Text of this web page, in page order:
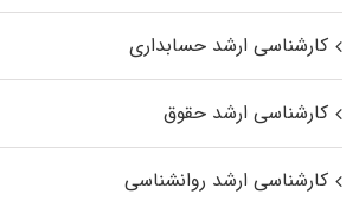
کارشناسی ارشد حسابداری
کارشناسی ارشد حقوق
کارشناسی ارشد روانشناسی